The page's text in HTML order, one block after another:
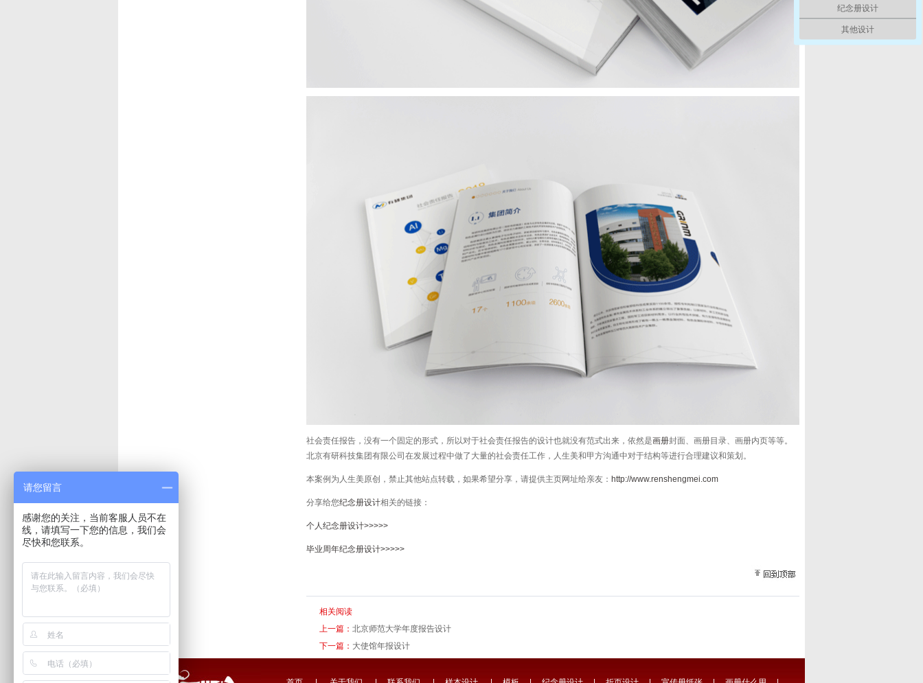
社会责任报告，没有一个固定的形式，所以对于社会责任报告的设计也就没有范式出来，依然是画册封面、画册目录、画册内页等等。
北京有研科技集团有限公司在发展过程中做了大量的社会责任工作，人生美和甲方沟通中对于结构等进行合理建议和策划。
本案例为人生美原创，禁止其他站点转载，如果希望分享，请提供主页网址给亲友： http://www.renshengmei.com
分享给您纪念册设计相关的链接：
个人纪念册设计>>>>>
毕业周年纪念册设计>>>>>
相关阅读
上一篇： 北京师范大学年度报告设计
下一篇： 大使馆年报设计
纪念册设计
其他设计
请您留言
感谢您的关注，当前客服人员不在
线，请填写一下您的信息，我们会
尽快和您联系。